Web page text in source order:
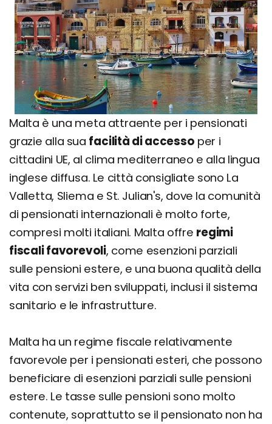
Malta è una meta attraente per i pensionati
grazie alla sua facilità di accesso per i
cittadini UE, al clima mediterraneo e alla lingua
inglese diffusa. Le città consigliate sono La
Valletta, Sliema e St. Julian's, dove la comunità
di pensionati internazionali è molto forte,
compresi molti italiani. Malta offre regimi
fiscali favorevoli, come esenzioni parziali
sulle pensioni estere, e una buona qualità della
vita con servizi ben sviluppati, inclusi il sistema
sanitario e le infrastrutture.
Malta ha un regime fiscale relativamente
favorevole per i pensionati esteri, che possono
beneficiare di esenzioni parziali sulle pensioni
estere. Le tasse sulle pensioni sono molto
contenute, soprattutto se il pensionato non ha